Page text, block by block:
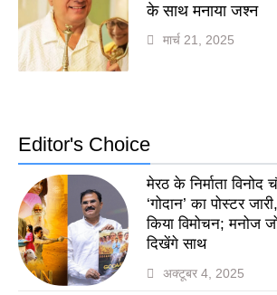
के साथ मनाया जश्न
मार्च 21, 2025
Editor's Choice
मेरठ के निर्माता विनोद
‘गोदान’ का पोस्टर
किया विमोचन; मनोज
दिखेंगे साथ
अक्टूबर 4, 2025